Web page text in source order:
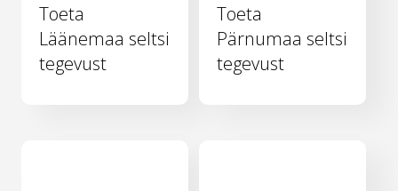
Toeta
Läänemaa seltsi
tegevust
Toeta
Pärnumaa seltsi
tegevust